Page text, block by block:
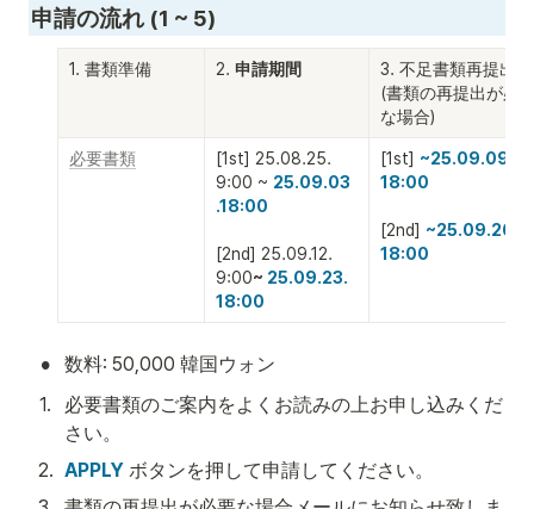
申請の流れ (1 ~ 5)
1. 書類準備 2. 申請期間
3. 不足書類再提出
(書類の再提出が必
な場合)
必要書類
[1st] 25.08.25.
9:00 ~ 25.09.03
[2nd] 25.09.12.
9:00~ 25.09.23.
18:00
[1st] ~25.09.09.
[2nd] ~25.09.26.
18:00
•
数料: 50,000 韓国ウォン
1.
必要書類のご案内をよくお読みの上お申し込みくだ
さい。
2. APPLY ボタンを押して申請してください。